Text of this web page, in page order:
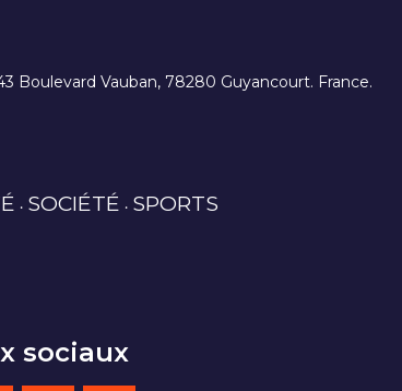
Boulevard Vauban, 78280 Guyancourt. France.
SOCIÉTÉ SPORTS
sociaux